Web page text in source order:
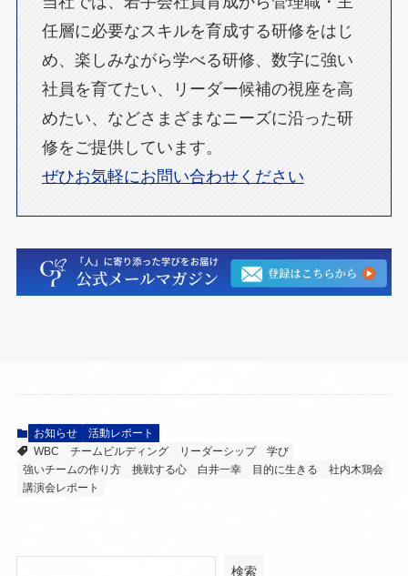
任層に必要なスキルを育成する研修をはじ
め、楽しみながら学べる研修、数字に強い
社員を育てたい、リーダー候補の視座を高
めたい、などさまざまなニーズに沿った研
修をご提供しています。
ぜひお気軽にお問い合わせください
お知らせ
活動レポート
WBC
チームビルディング リーダーシップ
学び
強いチームの作り方
挑戦する心 白井一幸 目的に生きる
社内木鶏会
講演会レポート
検索